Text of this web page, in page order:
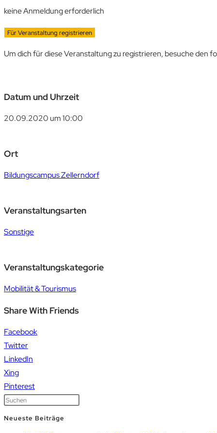
keine Anmeldung erforderlich
Für Veranstaltung registrieren
Um dich für diese Veranstaltung zu registrieren, besuche den
Datum und Uhrzeit
20.09.2020 um 10:00
Ort
Bildungscampus Zellerndorf
Veranstaltungsarten
Sonstige
Veranstaltungskategorie
Mobilität & Tourismus
Share With Friends
Facebook
Twitter
LinkedIn
Xing
Pinterest
Neueste Beiträge